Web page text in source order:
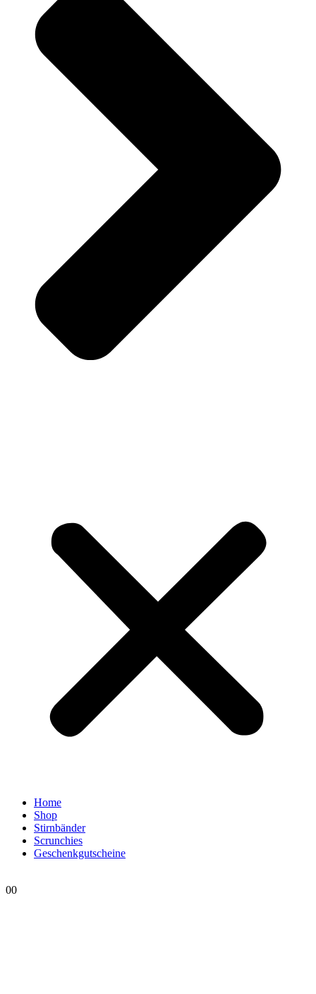
Home
Shop
Stirnbänder
Scrunchies
Geschenkgutscheine
00